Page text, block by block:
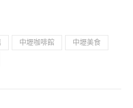
中壢咖啡館
中壢美食